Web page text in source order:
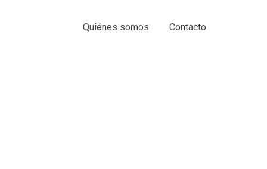
Quiénes somos Contacto